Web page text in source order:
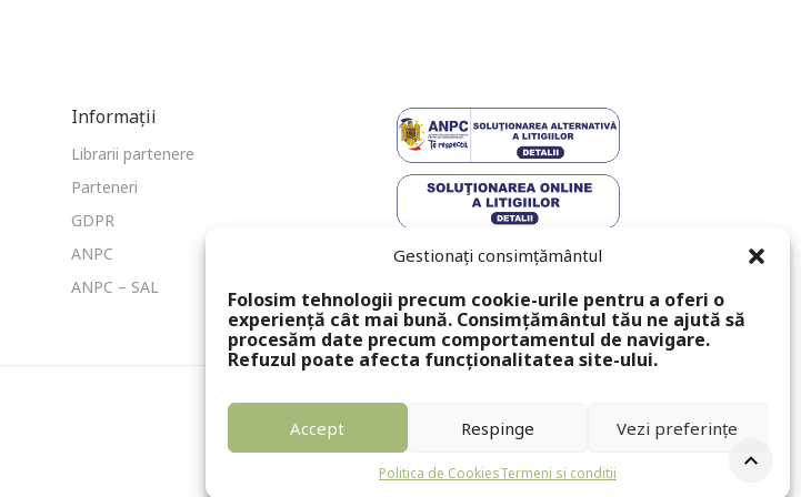
Gestionați consimțământul
Folosim tehnologii precum cookie-urile pentru a oferi o
experiență cât mai bună. Consimțământul tău ne ajută să
procesăm date precum comportamentul de navigare.
Refuzul poate afecta funcționalitatea site-ului.
Accept Respinge Vezi preferințe
Politica de CookiesTermeni si conditii
Informații
Librarii partenere
Parteneri
GDPR
ANPC
ANPC – SAL